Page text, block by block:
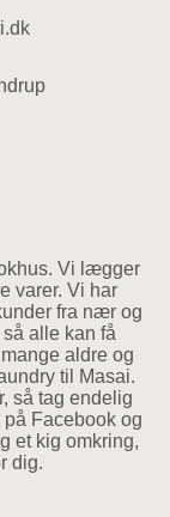
Vi lægger
varer. Vi har
fra nær og
alle kan få
aldre og
til Masai.
så tag endelig
Facebook og
et kig omkring,
dig.